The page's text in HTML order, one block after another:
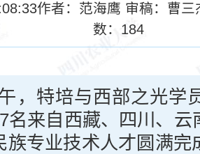
作者：范海鹰 审稿：曹
数： 184
，特培与西部之光学
名来自西藏、四川、云
族专业技术人才圆满完